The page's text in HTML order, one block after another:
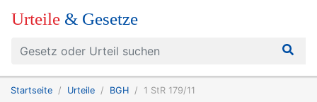
Urteile & Gesetze
Startseite Urteile BGH 1 StR 179/11